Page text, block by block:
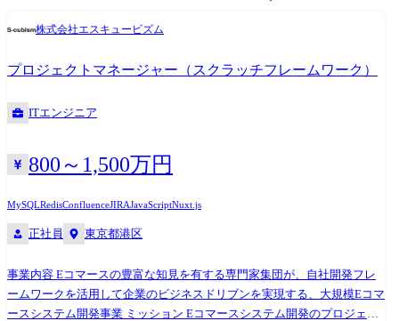
株式会社エスキュービズム
プロジェクトマネージャー（スクラッチフレームワーク）
ITエンジニア
800～1,500万円
MySQLRedisConfluenceJIRAJavaScriptNuxt.js
正社員 東京都港区
事業内容 Eコマースの豊富な知見を有する専門家集団が、自社開発フレ
ームワークを活用して企業のビジネスドリブンを実現する、大規模Eコマ
ースシステム開発事業 ミッション Eコマースシステム開発のプロジェク